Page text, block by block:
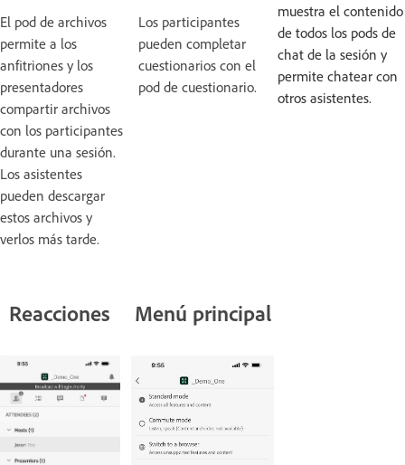
El pod de archivos
permite a los
anfitriones y los
presentadores
compartir archivos
con los participantes
durante una sesión.
Los asistentes
pueden descargar
estos archivos y
verlos más tarde.
Los participantes
pueden completar
cuestionarios con el
pod de cuestionario.
muestra el contenido
de todos los pods de
chat de la sesión y
permite chatear con
otros asistentes.
Reacciones Menú principal